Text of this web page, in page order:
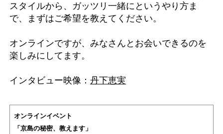
スタイルから、ガッツリ一緒にというやり方ま
で、まずはご希望を教えてください。
オンラインですが、みなさんとお会いできるのを
楽しみにしてます。
インタビュー映像： 丹下恵実
オンラインイベント
「京島の秘密、教えます」